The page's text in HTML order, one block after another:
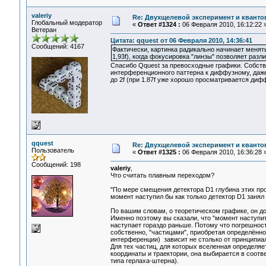
valeriy
Глобальный модератор
Ветеран
Сообщений: 4167
Re: Двухщелевой эксперимент и
« Ответ #1324 : 06 Февраля 2010, 16:12:22
Цитата: qquest от 06 Февраля 2010, 14:36:41
Фактически, картинка радикально начинает
1,93f), когда фокусировка "линзы" позволяет
Спасибо Qquest за превосходные графики.
интерференционного паттерна к диффузному,
до 2f (при 1.87f уже хорошо просматривается
qquest
Пользователь
Сообщений: 198
Re: Двухщелевой эксперимент и
« Ответ #1325 : 06 Февраля 2010, 16:36:28
valeriy,
Что считать плавным переходом?
"По мере смещения детектора D1 глубина этих
момент наступил бы как только детектор D1
По вашим словам, о теоретическом графике, он
Именно поэтому вы сказали, что "момент
наступает гораздо раньше. Потому что
собственно, "частицами", приобретая
интерференции) зависит не столько от
Для тех частиц, для которых вселенная
координаты и траектории, она выбирается в
типа герлаха-штерна).